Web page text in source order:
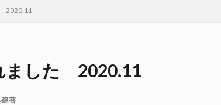
2020.11
ました 2020.11
建替